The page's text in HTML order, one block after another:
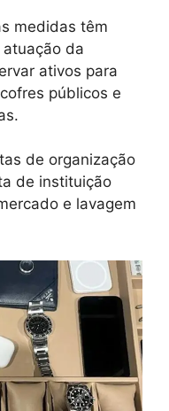
medidas têm
da
ativos para
públicos e
de organização
de instituição
e lavagem